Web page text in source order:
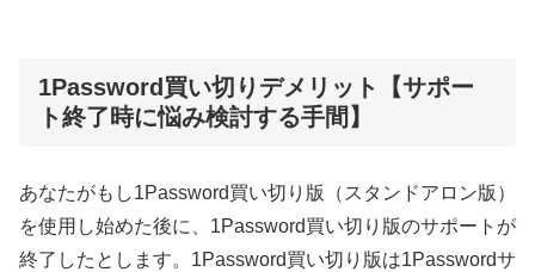
1Password買い切りデメリット【サポー
ト終了時に悩み検討する手間】
あなたがもし1Password買い切り版（スタンドアロン版）
を使用し始めた後に、1Password買い切り版のサポートが
終了したとします。1Password買い切り版は1Passwordサ